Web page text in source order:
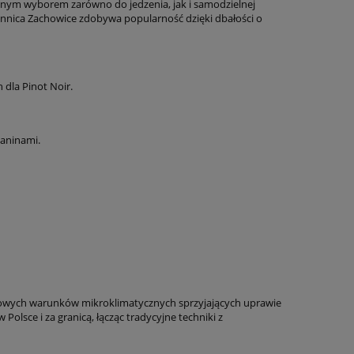
wyborem zarówno do jedzenia, jak i samodzielnej
Zachowice zdobywa popularność dzięki dbałości o
dla Pinot Noir.
warunków mikroklimatycznych sprzyjających uprawie
i za granicą, łącząc tradycyjne techniki z